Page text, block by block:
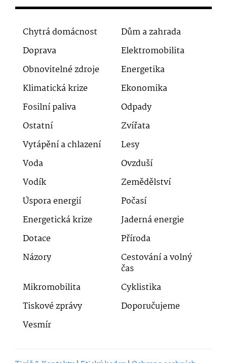
Chytrá domácnost
Dům a zahrada
Doprava
Elektromobilita
Obnovitelné zdroje
Energetika
Klimatická krize
Ekonomika
Fosilní paliva
Odpady
Ostatní
Zvířata
Vytápění a chlazení
Lesy
Voda
Ovzduší
Vodík
Zemědělství
Úspora energií
Počasí
Energetická krize
Jaderná energie
Dotace
Příroda
Názory
Cestování a volný
čas
Mikromobilita
Cyklistika
Tiskové zprávy
Doporučujeme
Vesmír